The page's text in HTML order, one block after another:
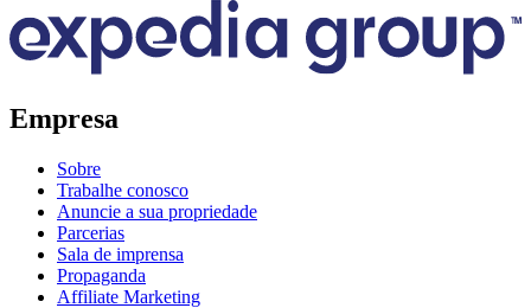
Empresa
Sobre
Trabalhe conosco
Anuncie a sua propriedade
Parcerias
Sala de imprensa
Propaganda
Affiliate Marketing